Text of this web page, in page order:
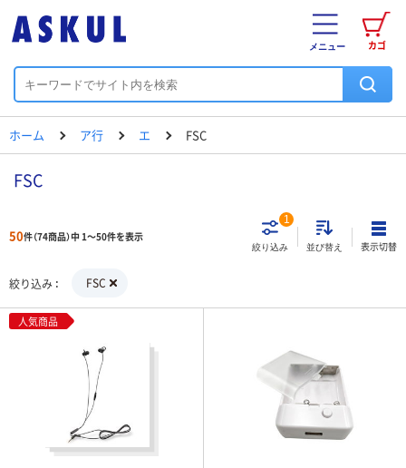
カゴ
メニュー
ホーム ア行 エ FSC
FSC
50件（74商品）中 1～50件を表示
絞り込み
1
並び替え 表示切替
絞り込み FSC
人気商品